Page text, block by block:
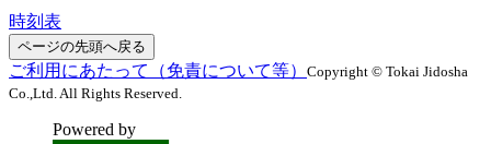
時刻表
ページの先頭へ戻る
ご利用にあたって（免責について等） Copyright © Tokai Jidosha
Co.,Ltd. All Rights Reserved.
Powered by